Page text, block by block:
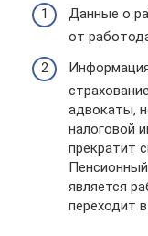
Данные о
от
адвокаты,
налоговой
прекратит
является
переходит